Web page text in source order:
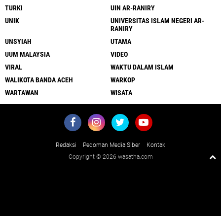
TURKI
UIN AR-RANIRY
UNIK
UNIVERSITAS ISLAM NEGERI AR-
RANIRY
UNSYIAH
UTAMA
UUM MALAYSIA
VIDEO
VIRAL
WAKTU DALAM ISLAM
WALIKOTA BANDA ACEH
WARKOP
WARTAWAN
WISATA
Redaksi Pedoman Media Siber
Kontak
Copyright © 2026 wasatha.com